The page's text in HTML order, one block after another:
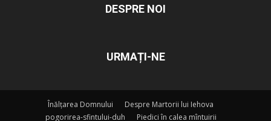
DESPRE NOI
URMAȚI-NE
Înălțarea Domnului
Despre Martorii lui Iehova
pogorirea-sfintului-duh
Piedici în calea mîntuirii